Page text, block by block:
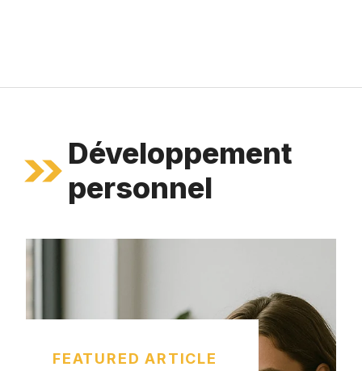
Développement
personnel
FEATURED ARTICLE